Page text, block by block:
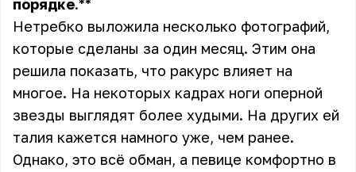
порядке.**
Нетребко выложила несколько фотографий,
которые сделаны за один месяц. Этим она
решила показать, что ракурс влияет на
многое. На некоторых кадрах ноги оперной
звезды выглядят более худыми. На других ей
талия кажется намного уже, чем ранее.
Однако, это всё обман, а певице комфортно в